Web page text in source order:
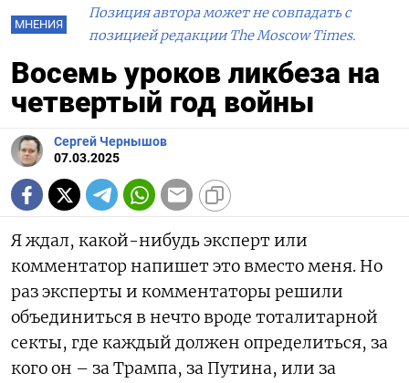
МНЕНИЯ
Позиция автора может не совпадать с
позицией редакции The Moscow Times.
Восемь уроков ликбеза на
четвертый год войны
Сергей Чернышов
07.03.2025
Я ждал, какой-нибудь эксперт или
комментатор напишет это вместо меня. Но
раз эксперты и комментаторы решили
объединиться в нечто вроде тоталитарной
секты, где каждый должен определиться, за
кого он – за Трампа, за Путина, или за